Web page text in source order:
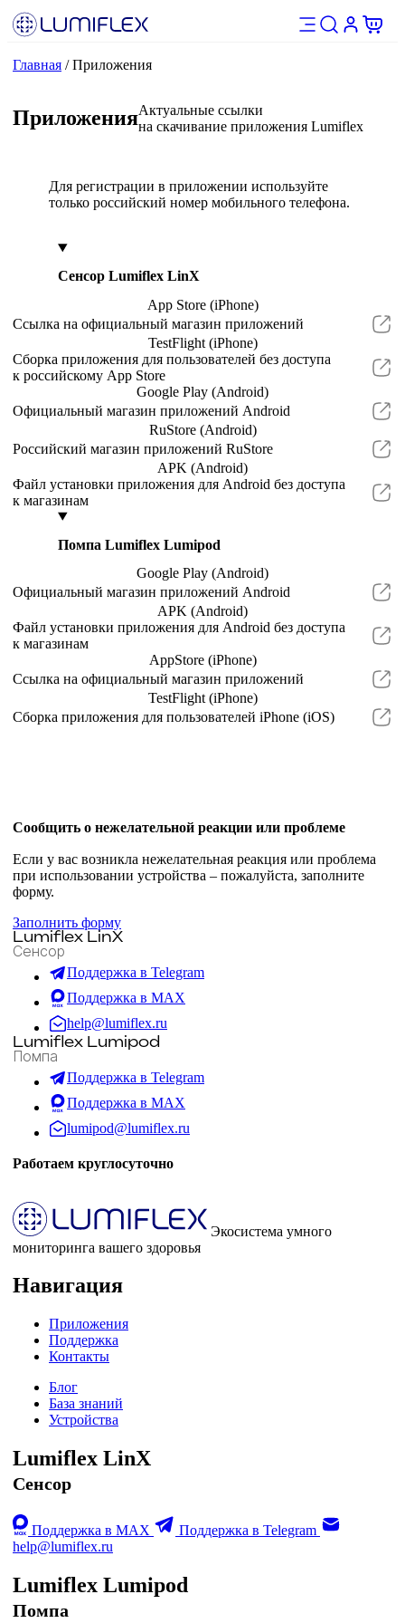
Главная /Приложения
ПриложенияАктуальные ссылки
на скачивание приложения Lumiflex
Для регистрации в приложении используйте
только российский номер мобильного телефона.
Сенсор Lumiflex LinX
App Store (iPhone)
Ссылка на официальный магазин приложений
TestFlight (iPhone)
Сборка приложения для пользователей без доступа
к российскому App Store
Google Play (Android)
Официальный магазин приложений Android
RuStore (Android)
Российский магазин приложений RuStore
APK (Android)
Файл установки приложения для Android без доступа
к магазинам
Помпа Lumiflex Lumipod
Google Play (Android)
Официальный магазин приложений Android
APK (Android)
Файл установки приложения для Android без доступа
к магазинам
AppStore (iPhone)
Ссылка на официальный магазин приложений
TestFlight (iPhone)
Сборка приложения для пользователей iPhone (iOS)
Сообщить о нежелательной реакции или проблеме
Если у вас возникла нежелательная реакция или проблема
при использовании устройства – пожалуйста, заполните
форму.
Заполнить форму
Lumiflex LinX
Сенсор
Поддержка в Telegram
Поддержка в MAX
help@lumiflex.ru
Lumiflex Lumipod
Помпа
Поддержка в Telegram
Поддержка в MAX
lumipod@lumiflex.ru
Работаем круглосуточно
Экосистема умного
мониторинга вашего здоровья
Навигация
Приложения
Поддержка
Контакты
Блог
База знаний
Устройства
Lumiflex LinX
Сенсор
Поддержка в MAX
Поддержка в Telegram
help@lumiflex.ru
Lumiflex Lumipod
Помпа